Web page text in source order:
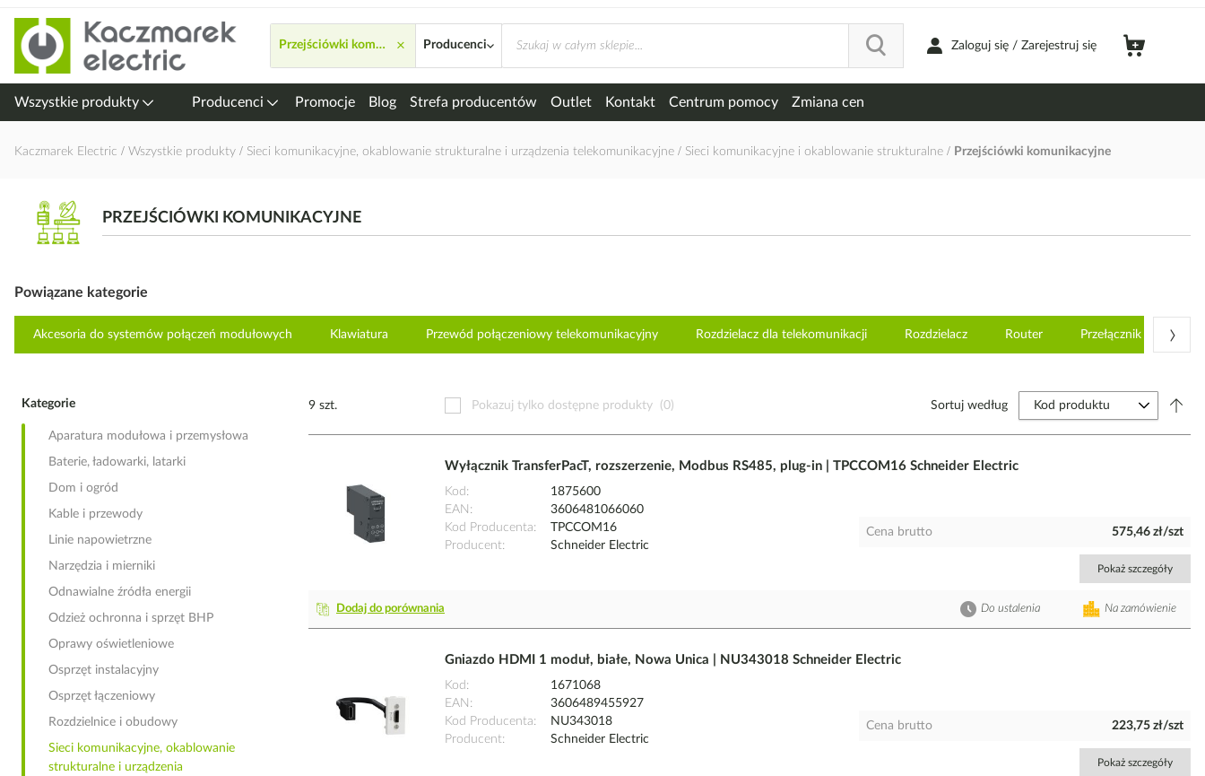
Przejdź
do
treści
Przejściówki komunikacyjne
× Producenci Zaloguj się / Zarejestruj się
Wszystkie produkty Producenci Promocje Blog Strefa producentów Outlet Kontakt Centrum pomocy Zmiana cen
Kaczmarek Electric Wszystkie produkty Sieci komunikacyjne, okablowanie strukturalne i urządzenia telekomunikacyjne Sieci komunikacyjne i okablowanie strukturalne Przejściówki komunikacyjne
PRZEJŚCIÓWKI KOMUNIKACYJNE
Powiązane kategorie
Akcesoria do systemów połączeń modułowych Klawiatura Przewód połączeniowy telekomunikacyjny Rozdzielacz dla telekomunikacji Rozdzielacz Router Przełącznik sieciowy
›
9 szt. Pokazuj tylko dostępne produkty (0) Sortuj według
Wyłącznik TransferPacT, rozszerzenie, Modbus RS485, plug-in | TPCCOM16 Schneider Electric
Kod
1875600
EAN
3606481066060
Kod Producenta
TPCCOM16
Producent
Schneider Electric
Cena brutto 575,46 zł/szt
Pokaż szczegóły
Dodaj do porównania Na zamówienie
Do ustalenia
Gniazdo HDMI 1 moduł, białe, Nowa Unica | NU343018 Schneider Electric
Kod
1671068
EAN
3606489455927
Kod Producenta
NU343018
Producent
Schneider Electric
Cena brutto 223,75 zł/szt
Pokaż szczegóły
Kategorie
Aparatura modułowa i przemysłowa
Baterie, ładowarki, latarki
Dom i ogród
Kable i przewody
Linie napowietrzne
Narzędzia i mierniki
Odnawialne źródła energii
Odzież ochronna i sprzęt BHP
Oprawy oświetleniowe
Osprzęt instalacyjny
Osprzęt łączeniowy
Rozdzielnice i obudowy
Sieci komunikacyjne, okablowanie
strukturalne i urządzenia